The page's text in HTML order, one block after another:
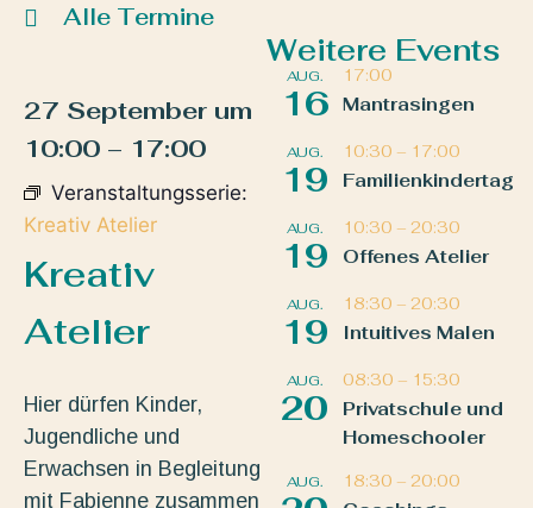
Alle Termine
27 September um
10:00 – 17:00
Veranstaltungsserie:
Kreativ Atelier
Kreativ
Atelier
Hier dürfen Kinder,
Jugendliche und
Erwachsen in Begleitung
mit Fabienne zusammen
Weitere Events
AUG.
16
17:00
Mantrasingen
AUG.
19
10:30 – 17:00
Familienkindertag
AUG.
19
10:30 – 20:30
Offenes Atelier
AUG.
19
18:30 – 20:30
Intuitives Malen
AUG.
20
08:30 – 15:30
Privatschule und
Homeschooler
AUG. 18:30 – 20:00